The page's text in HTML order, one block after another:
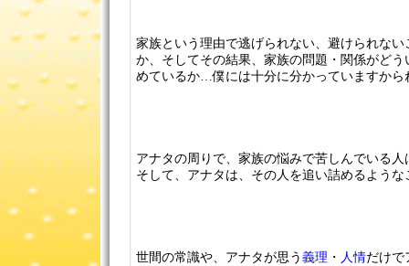
家族という理由で逃げられない、避けられな
か、そしてその結果、家族の問題・関係がど
めているか…僕には十分に分かっていますから
アナタの周りで、家族の悩みで苦しんでいる人
そして、アナタは、その人を追い詰めるよう
世間の常識や、アナタが思う 義理 ・ 人情だけで